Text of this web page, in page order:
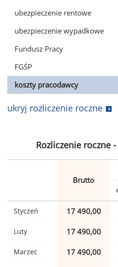
ubezpieczenie rentowe
ubezpieczenie wypadkowe
Fundusz Pracy
FGŚP
koszty pracodawcy
ukryj rozliczenie roczne
Rozliczenie roczne
Brutto
Styczeń 17 490,00
Luty 17 490,00
Marzec 17 490,00